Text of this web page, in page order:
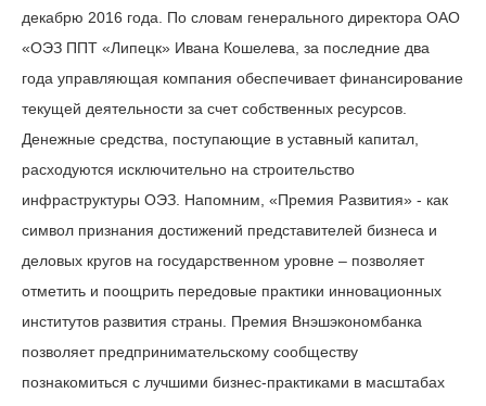
декабрю 2016 года. По словам генерального директора ОАО
«ОЭЗ ППТ «Липецк» Ивана Кошелева, за последние два
года управляющая компания обеспечивает финансирование
текущей деятельности за счет собственных ресурсов.
Денежные средства, поступающие в уставный капитал,
расходуются исключительно на строительство
инфраструктуры ОЭЗ. Напомним, «Премия Развития» - как
символ признания достижений представителей бизнеса и
деловых кругов на государственном уровне – позволяет
отметить и поощрить передовые практики инновационных
институтов развития страны. Премия Внэшэкономбанка
позволяет предпринимательскому сообществу
познакомиться с лучшими бизнес-практиками в масштабах